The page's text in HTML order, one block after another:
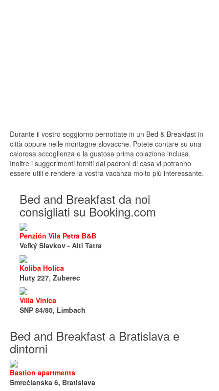
Durante il vostro soggiorno pernottate in un Bed & Breakfast in
città oppure nelle montagne slovacche. Potete contare su una
calorosa accoglienza e la gustosa prima colazione inclusa.
Inoltre i suggerimenti forniti dai padroni di casa vi potranno
essere utili e rendere la vostra vacanza molto più interessante.
Bed and Breakfast da noi
consigliati su Booking.com
Penzión Vila Petra B&B
Veľký Slavkov - Alti Tatra
Koliba Holica
Huty 227, Zuberec
Villa Vinica
SNP 84/80, Limbach
Bed and Breakfast a Bratislava e
dintorni
Bastion apartments
Smrečianska 6, Bratislava